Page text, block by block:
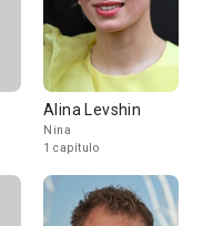
Alina Levshin
Nina
1 capítulo